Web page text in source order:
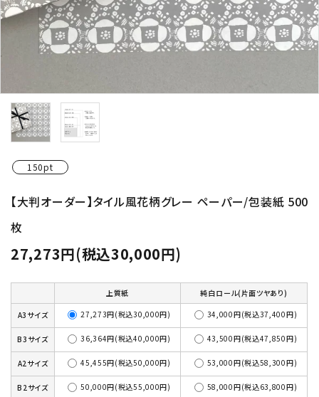
150pt
【大判オーダー】タイル風花柄グレー ペーパー/包装紙 500
枚
27,273円(税込30,000円)
上質紙 純白ロール(片面ツヤあり)
A3サイズ 27,273円(税込30,000円) 34,000円(税込37,400円)
B3サイズ 36,364円(税込40,000円) 43,500円(税込47,850円)
A2サイズ 45,455円(税込50,000円) 53,000円(税込58,300円)
B2サイズ 50,000円(税込55,000円) 58,000円(税込63,800円)